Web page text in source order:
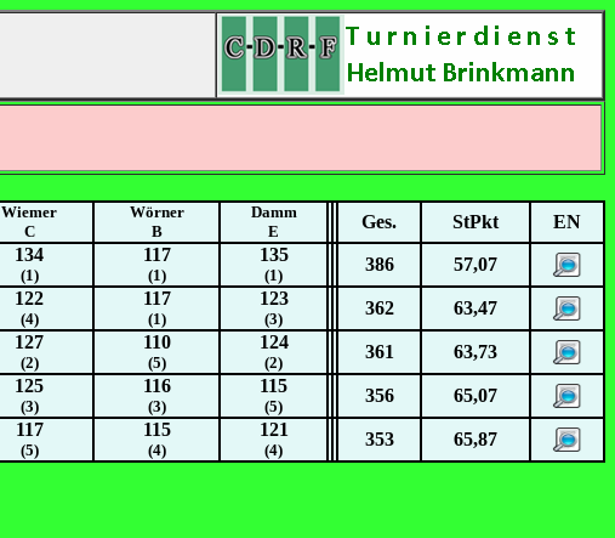
Wiemer
C
Wörner
B
Damm
E
Ges. StPkt EN
134
(1)
117
(1)
135
(1)
386 57,07
122
(4)
117
(1)
123
(3)
362 63,47
127
(2)
110
(5)
124
(2)
361 63,73
125
(3)
116
(3)
115
(5)
356 65,07
117
(5)
115
(4)
121
(4)
353 65,87